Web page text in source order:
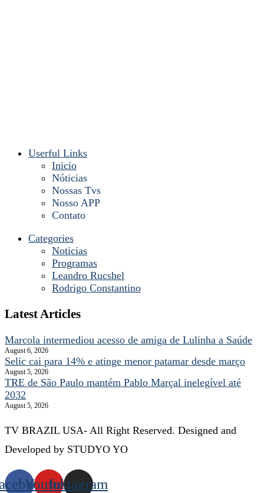
Userful Links
Inicio
Nóticias
Nossas Tvs
Nosso APP
Contato
Categories
Noticias
Programas
Leandro Rucshel
Rodrigo Constantino
Latest Articles
Marcola intermediou acesso de amiga de Lulinha a Saúde
August 6, 2026
Selic cai para 14% e atinge menor patamar desde março
August 5, 2026
TRE de São Paulo mantém Pablo Marçal inelegível até
2032
August 5, 2026
TV BRAZIL USA- All Right Reserved. Designed and
Developed by STUDYO YO
YoutubeInstagram